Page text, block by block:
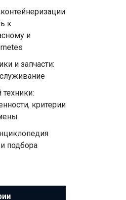
к
и
и запчасти:
техники:
критерии
подбора